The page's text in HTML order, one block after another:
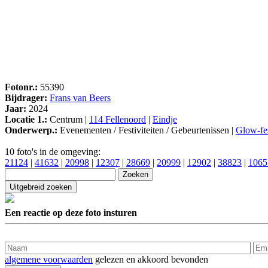
Fotonr.: 55390
Bijdrager: Frans van Beers
Jaar: 2024
Locatie 1.: Centrum | 114 Fellenoord
Eindje
Onderwerp.: Evenementen / Festiviteiten / Gebeurtenissen | Glow-
10 foto's in de omgeving:
21124
41632 20998 12307 28669 20999 12902 38823
Een reactie op deze foto insturen
algemene voorwaarden gelezen en akkoord bevonden